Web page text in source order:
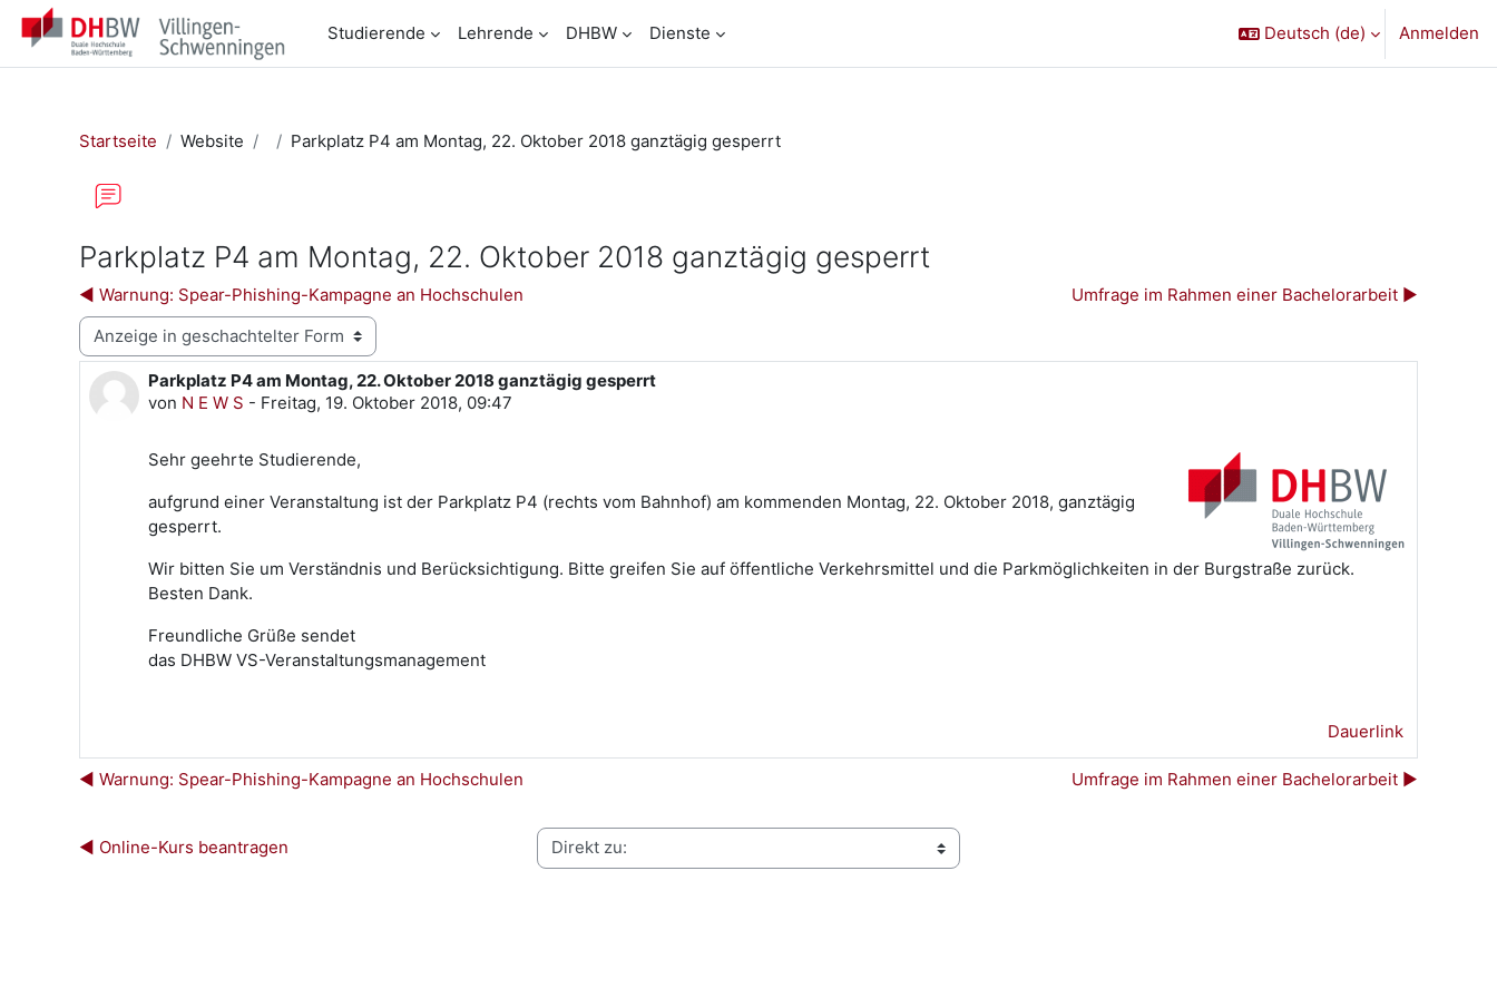
Zum Hauptinhalt
Studierende
Lehrende DHBW Dienste Deutsch ‎(de)‎ Anmelden
Startseite Website Parkplatz P4 am Montag, 22. Oktober 2018 ganztägig gesperrt
Parkplatz P4 am Montag, 22. Oktober 2018 ganztägig gesperrt
◀︎ Warnung: Spear-Phishing-Kampagne an Hochschulen
Umfrage im Rahmen einer Bachelorarbeit ▶︎
Anzeigemodus
Parkplatz P4 am Montag, 22. Oktober 2018 ganztägig gesperrt
von N E W S - Freitag, 19. Oktober 2018, 09:47
Anzahl Antworten: 0
Sehr geehrte Studierende,
aufgrund einer Veranstaltung ist der Parkplatz P4 (rechts vom Bahnhof) am kommenden Montag, 22. Oktober 2018, ganztägig
gesperrt.
Wir bitten Sie um Verständnis und Berücksichtigung. Bitte greifen Sie auf öffentliche Verkehrsmittel und die Parkmöglichkeiten in der Burgstraße zurück.
Besten Dank.
Freundliche Grüße sendet
das DHBW VS-Veranstaltungsmanagement
Dauerlink
◀︎ Warnung: Spear-Phishing-Kampagne an Hochschulen Umfrage im Rahmen einer Bachelorarbeit ▶︎
◀︎ Online-Kurs beantragen Direkt zu: